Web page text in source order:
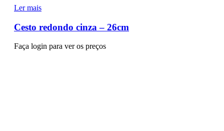
Ler mais
Cesto redondo cinza – 26cm
Faça login para ver os preços